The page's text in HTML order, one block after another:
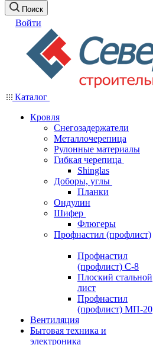
Поиск
Войти
Каталог
Кровля
Снегозадержатели
Металлочерепица
Рулонные материалы
Гибкая черепица
Shinglas
Доборы, углы
Планки
Ондулин
Шифер
Флюгеры
Профнастил (профлист)
Профнастил
(профлист) С-8
Плоский стальной
лист
Профнастил
(профлист) МП-20
Вентиляция
Бытовая техника и
электроника